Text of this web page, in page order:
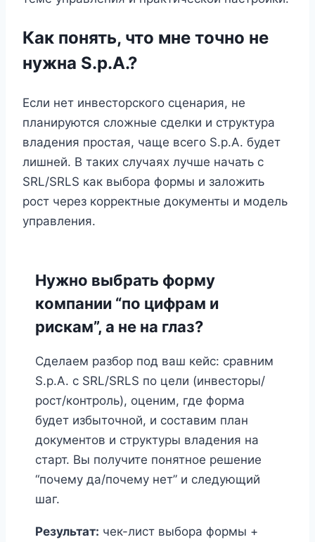
Как понять, что мне точно не
нужна S.p.A.?
Если нет инвесторского сценария, не
планируются сложные сделки и структура
владения простая, чаще всего S.p.A. будет
лишней. В таких случаях лучше начать с
SRL/SRLS как выбора формы и заложить
рост через корректные документы и модель
управления.
Нужно выбрать форму
компании “по цифрам и
рискам”, а не на глаз?
Сделаем разбор под ваш кейс: сравним
S.p.A. с SRL/SRLS по цели (инвесторы/
рост/контроль), оценим, где форма
будет избыточной, и составим план
документов и структуры владения на
старт. Вы получите понятное решение
“почему да/почему нет” и следующий
шаг.
Результат: чек-лист выбора формы +